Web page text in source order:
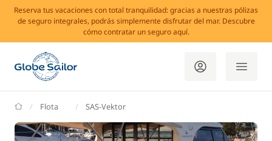
Reserva tus vacaciones con total tranquilidad: gracias a nuestras pólizas
de seguro integrales, podrás simplemente disfrutar del mar. Descubre
cómo contratar un seguro aquí.
GlobeSailor
Flota SAS-Vektor